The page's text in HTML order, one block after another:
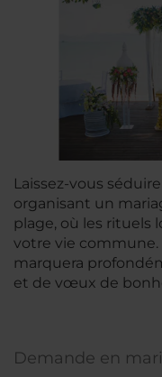
Laissez-vous
organisant un
plage, où les rituels
votre vie commune.
marquera
et de vœux de
Demande en